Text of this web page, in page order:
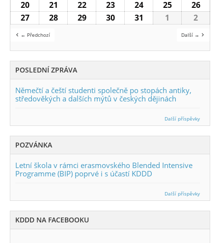
2020.5.2024
21 21.5.2024
2222.5.2024
2323.5.2024
2424.5.2024
2525.5.2024
26
2727.5.2024
2828.5.2024
2929.5.2024
3030.5.2024
31 31.5.2024
1 1.6.2024
2
← Předchozí Další →
POSLEDNÍ ZPRÁVA
Němečtí a čeští studenti společně po stopách antiky,
středověkých a dalších mýtů v českých dějinách
Další příspěvky
POZVÁNKA
Letní škola v rámci erasmovského Blended Intensive
Programme (BIP) poprvé i s účastí KDDD
Další příspěvky
KDDD NA FACEBOOKU